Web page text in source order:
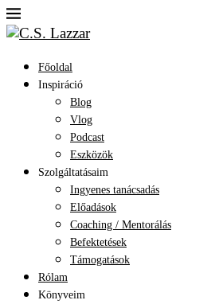
Főoldal
Inspiráció
Blog
Vlog
Podcast
Eszközök
Szolgáltatásaim
Ingyenes tanácsadás
Előadások
Coaching / Mentorálás
Befektetések
Támogatások
Rólam
Könyveim